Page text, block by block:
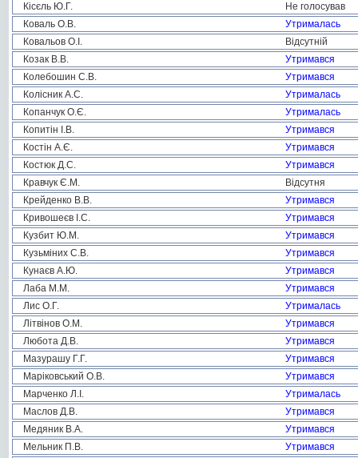
Кісєль Ю.Г.
Не голосував
Коваль О.В.
Утрималась
Ковальов О.І.
Відсутній
Козак В.В.
Утримався
Колебошин С.В.
Утримався
Колісник А.С.
Утрималась
Копанчук О.Є.
Утрималась
Копитін І.В.
Утримався
Костін А.Є.
Утримався
Костюк Д.С.
Утримався
Кравчук Є.М.
Відсутня
Крейденко В.В.
Утримався
Кривошеєв І.С.
Утримався
Кузбит Ю.М.
Утримався
Кузьміних С.В.
Утримався
Кунаєв А.Ю.
Утримався
Лаба М.М.
Утримався
Лис О.Г.
Утрималась
Літвінов О.М.
Утримався
Любота Д.В.
Утримався
Мазурашу Г.Г.
Утримався
Маріковський О.В.
Утримався
Марченко Л.І.
Утрималась
Маслов Д.В.
Утримався
Медяник В.А.
Утримався
Мельник П.В.
Утримався